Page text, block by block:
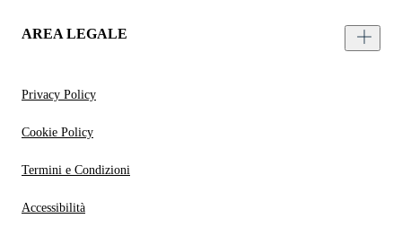
AREA LEGALE
Privacy Policy
Cookie Policy
Termini e Condizioni
Accessibilità